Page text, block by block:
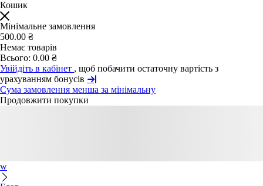
Кошик
Мінімальне замовлення
500.00 ₴
Немає товарів
Всього: 0.00 ₴
Увійдіть в кабінет , щоб побачити остаточну вартість з
урахуванням бонусів
Сума замовлення менша за мінімальну
Продовжити покупки
w